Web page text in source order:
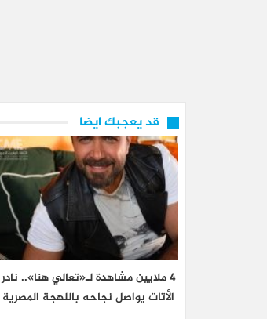
قد يعجبك ايضا
4 ملايين مشاهدة لـ«تعالي هنا».. نادر
الأتات يواصل نجاحه باللهجة المصرية